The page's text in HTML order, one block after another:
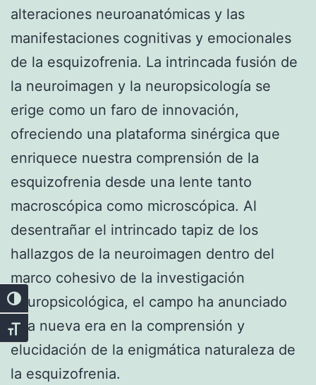
Alternar alto contraste
Alternar tamaño de letra
alteraciones neuroanatómicas y las
manifestaciones cognitivas y emocionales
de la esquizofrenia. La intrincada fusión de
la neuroimagen y la neuropsicología se
erige como un faro de innovación,
ofreciendo una plataforma sinérgica que
enriquece nuestra comprensión de la
esquizofrenia desde una lente tanto
macroscópica como microscópica. Al
desentrañar el intrincado tapiz de los
hallazgos de la neuroimagen dentro del
marco cohesivo de la investigación
neuropsicológica, el campo ha anunciado
una nueva era en la comprensión y
elucidación de la enigmática naturaleza de
la esquizofrenia.